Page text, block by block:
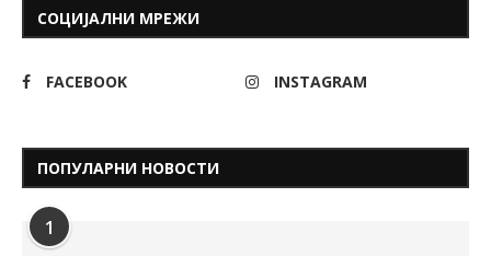
СОЦИЈАЛНИ МРЕЖИ
FACEBOOK INSTAGRAM
ПОПУЛАРНИ НОВОСТИ
1